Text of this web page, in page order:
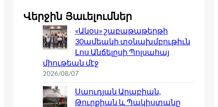
Վերջին Յաւելումներ
«Ակօս» շաբաթաթերթի
30ամեակի տօնախմբութիւն
Լոս Անճելըսի Պոլսահայ
միութեան մէջ
2026/08/07
Սաուդյան Արաբիան,
Թուրքիան և Պակիստանը